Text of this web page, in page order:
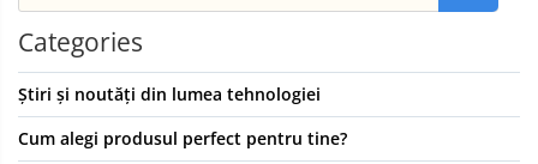
Categories
Știri și noutăți din lumea tehnologiei
Cum alegi produsul perfect pentru tine?